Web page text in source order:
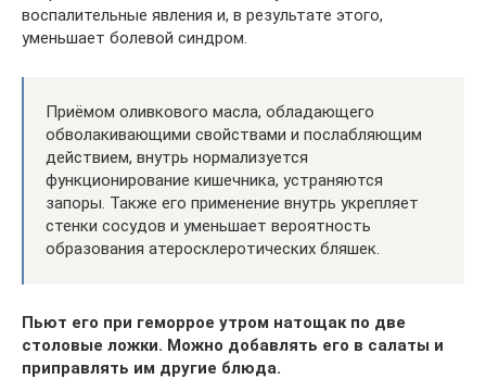
воспалительные явления и, в результате этого,
уменьшает болевой синдром.
Приёмом оливкового масла, обладающего
обволакивающими свойствами и послабляющим
действием, внутрь нормализуется
функционирование кишечника, устраняются
запоры. Также его применение внутрь укрепляет
стенки сосудов и уменьшает вероятность
образования атеросклеротических бляшек.
Пьют его при геморрое утром натощак по две
столовые ложки. Можно добавлять его в салаты и
приправлять им другие блюда.